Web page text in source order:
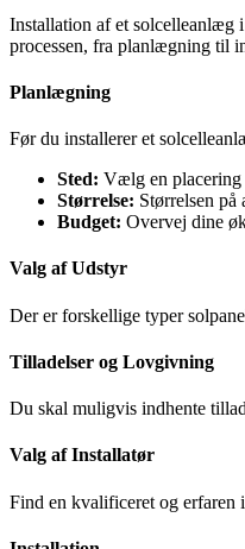
Installation af et solcelleanlæg
processen, fra planlægning til
Planlægning
Før du installerer et
Sted: Vælg en placering
Størrelse: Størrelsen
Budget: Overvej dine
Valg af Udstyr
Der er forskellige typer
Tilladelser og Lovgivning
Du skal muligvis indhente
Valg af Installatør
Find en kvalificeret og erfaren